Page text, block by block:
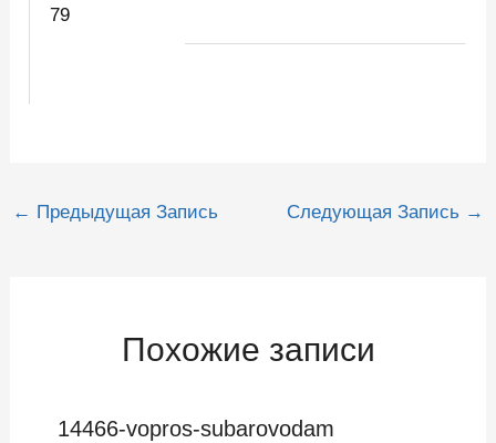
79
Навигация
← Предыдущая Запись Следующая Запись →
Похожие записи
14466-vopros-subarovodam